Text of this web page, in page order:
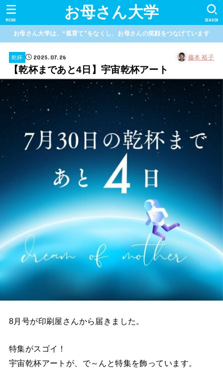
お母さん大学 SEARCH
MENU
お母さん大学は、“孤育て”をなくし、お母さんの笑顔をつなげています
乾杯 2025.07.26 藤本 裕子
【乾杯まであと4日】宇宙乾杯アート
8月号が印刷屋さんから届きました。
特集がスゴイ！
宇宙乾杯アートが、で～んと特集を飾っています。